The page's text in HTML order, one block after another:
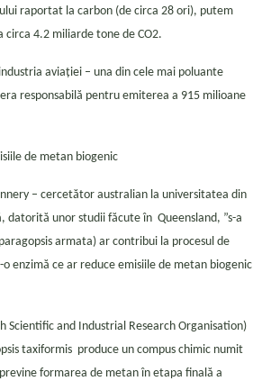
raportat la carbon (de circa 28 ori), putem
circa 4.2 miliarde tone de CO2.
aviației – una din cele mai poluante
responsabilă pentru emiterea a 915 milioane
de metan biogenic
– cercetător australian la universitatea din
datorită unor studii făcute în Queensland, ”s-a
armata) ar contribui la procesul de
enzimă ce ar reduce emisiile de metan biogenic
Scientific and Industrial Research Organisation)
taxiformis produce un compus chimic numit
formarea de metan în etapa finală a